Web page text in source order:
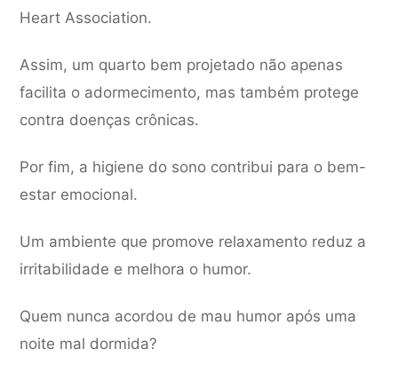
Heart Association.
Assim, um quarto bem projetado não apenas
facilita o adormecimento, mas também protege
contra doenças crônicas.
Por fim, a higiene do sono contribui para o bem-
estar emocional.
Um ambiente que promove relaxamento reduz a
irritabilidade e melhora o humor.
Quem nunca acordou de mau humor após uma
noite mal dormida?